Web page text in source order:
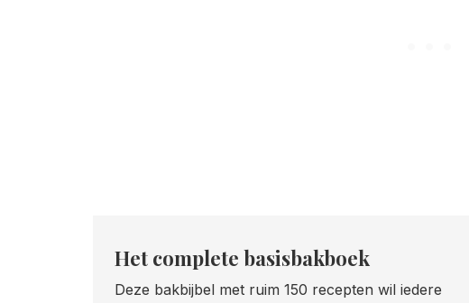
Het complete basisbakboek
Deze bakbijbel met ruim 150 recepten wil iedere